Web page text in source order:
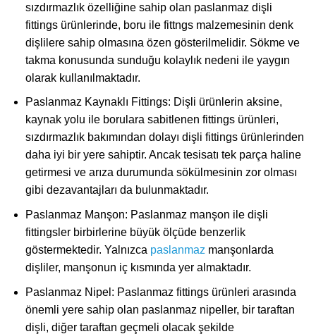
sızdırmazlık özelliğine sahip olan paslanmaz dişli
fittings ürünlerinde, boru ile fittngs malzemesinin denk
dişlilere sahip olmasına özen gösterilmelidir. Sökme ve
takma konusunda sunduğu kolaylık nedeni ile yaygın
olarak kullanılmaktadır.
Paslanmaz Kaynaklı Fittings: Dişli ürünlerin aksine,
kaynak yolu ile borulara sabitlenen fittings ürünleri,
sızdırmazlık bakımından dolayı dişli fittings ürünlerinden
daha iyi bir yere sahiptir. Ancak tesisatı tek parça haline
getirmesi ve arıza durumunda sökülmesinin zor olması
gibi dezavantajları da bulunmaktadır.
Paslanmaz Manşon: Paslanmaz manşon ile dişli
fittingsler birbirlerine büyük ölçüde benzerlik
göstermektedir. Yalnızca paslanmaz manşonlarda
dişliler, manşonun iç kısmında yer almaktadır.
Paslanmaz Nipel: Paslanmaz fittings ürünleri arasında
önemli yere sahip olan paslanmaz nipeller, bir taraftan
dişli, diğer taraftan geçmeli olacak şekilde